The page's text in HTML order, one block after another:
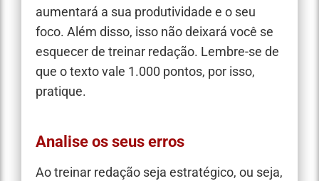
aumentará a sua produtividade e o seu
foco. Além disso, isso não deixará você se
esquecer de treinar redação. Lembre-se de
que o texto vale 1.000 pontos, por isso,
pratique.
Analise os seus erros
Ao treinar redação seja estratégico, ou seja,